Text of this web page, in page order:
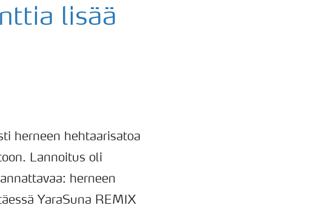
lisää
herneen hehtaarisatoa
Lannoitus oli
herneen
YaraSuna REMIX